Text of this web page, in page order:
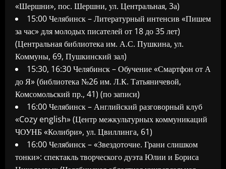
«Шершни», пос. Шершни, ул. Центральная, 3а)
15:00 Челябинск – Литературный интенсив «Пишем
за час» для молодых писателей от 18 до 35 лет)
(Центральная библиотека им. А.С. Пушкина, ул.
Коммуны, 69, Пушкинский зал)
15:30, 16:30 Челябинск – Обучение «Смартфон от А
до Я» (библиотека №26 им. Л.К. Татьяничевой,
Комсомольский пр., 41) (по записи)
16:00 Челябинск – Английский разговорный клуб
«Cozy english» (Центр межкультурных коммуникаций
ЧОУНБ «Колибри», ул. Цвиллинга, 61)
16:00 Челябинск – «Звездоточие. Грани слишком
тонки»: спектакль творческого дуэта Юлии и Бориса